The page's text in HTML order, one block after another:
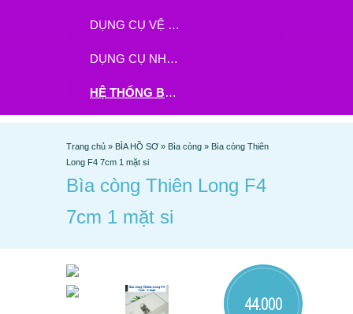
DỤNG CỤ VỆ SINH
DỤNG CỤ NHÀ BẾP
HỆ THỐNG BHX - TGDĐ ĐẶT HÀNG TẠI ĐÂY
Trang chủ » BÌA HỒ SƠ » Bìa còng » Bìa còng Thiên
Long F4 7cm 1 mặt si
Bìa còng Thiên Long F4
7cm 1 mặt si
44.000